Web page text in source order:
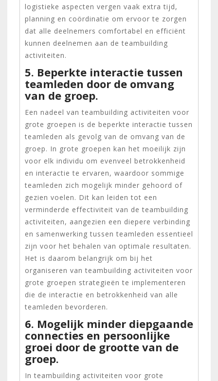
logistieke aspecten vergen vaak extra tijd,
planning en coördinatie om ervoor te zorgen
dat alle deelnemers comfortabel en efficiënt
kunnen deelnemen aan de teambuilding
activiteiten.
5. Beperkte interactie tussen
teamleden door de omvang
van de groep.
Een nadeel van teambuilding activiteiten voor
grote groepen is de beperkte interactie tussen
teamleden als gevolg van de omvang van de
groep. In grote groepen kan het moeilijk zijn
voor elk individu om evenveel betrokkenheid
en interactie te ervaren, waardoor sommige
teamleden zich mogelijk minder gehoord of
gezien voelen. Dit kan leiden tot een
verminderde effectiviteit van de teambuilding
activiteiten, aangezien een diepere verbinding
en samenwerking tussen teamleden essentieel
zijn voor het behalen van optimale resultaten.
Het is daarom belangrijk om bij het
organiseren van teambuilding activiteiten voor
grote groepen strategieën te implementeren
die de interactie en betrokkenheid van alle
teamleden bevorderen.
6. Mogelijk minder diepgaande
connecties en persoonlijke
groei door de grootte van de
groep.
In teambuilding activiteiten voor grote